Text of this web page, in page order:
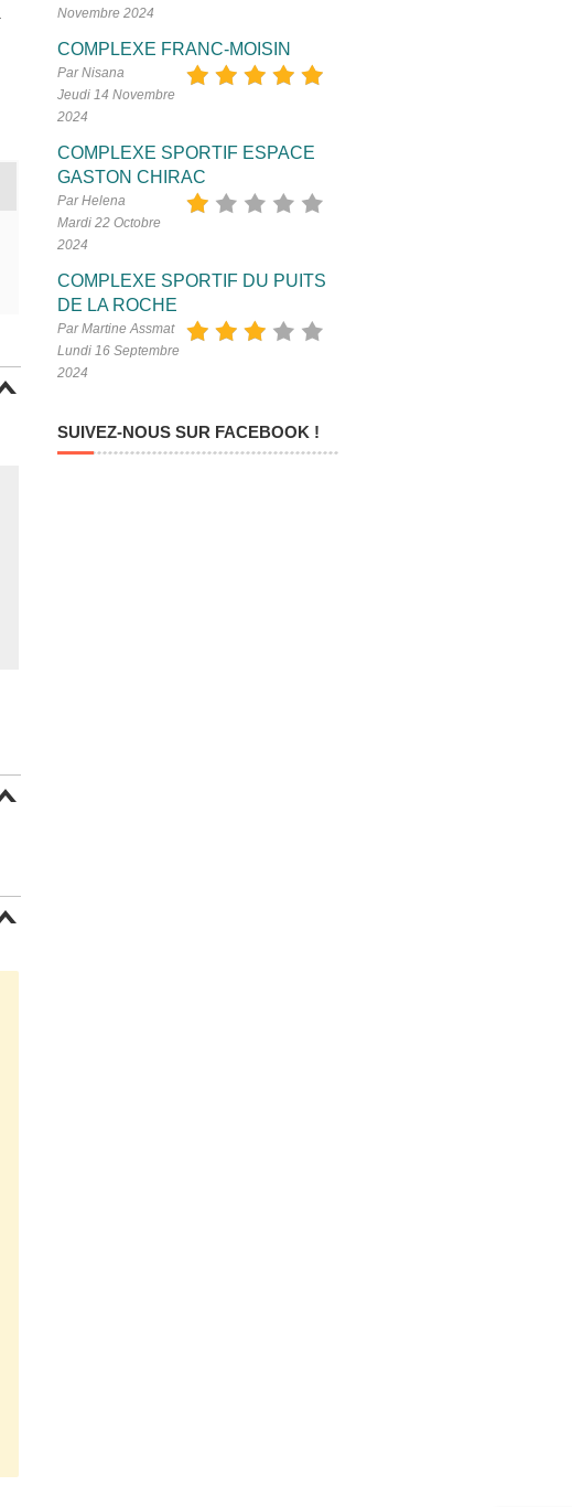
Novembre 2024
COMPLEXE FRANC-MOISIN
Par Nisana
Jeudi 14 Novembre
2024
COMPLEXE SPORTIF ESPACE
GASTON CHIRAC
Par Helena
Mardi 22 Octobre
2024
COMPLEXE SPORTIF DU PUITS
DE LA ROCHE
Par Martine Assmat
Lundi 16 Septembre
2024
SUIVEZ-NOUS SUR FACEBOOK !